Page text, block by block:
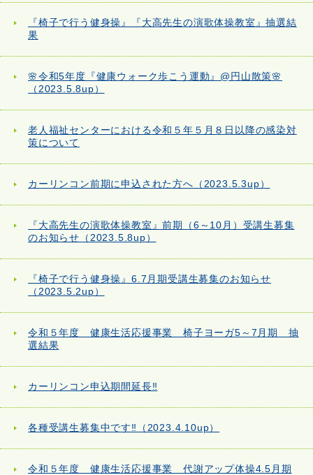
『椅子で行う健身操』『大高先生の演歌体操教室』抽選結
果
🌸令和5年度『健康ウォーク歩こう運動』@円山散策🌸
（2023.5.8up）
老人福祉センターにおける令和５年５月８日以降の感染対
策について
カーリンコン前期に申込された方へ（2023.5.3up）
『大高先生の演歌体操教室』前期（6～10月）受講生募集
のお知らせ（2023.5.8up）
『椅子で行う健身操』6.7月期受講生募集のお知らせ
（2023.5.2up）
令和５年度 健康生活応援事業 椅子ヨーガ5～7月期 抽
選結果
カーリンコン申込期間延長‼
各種受講生募集中です‼（2023.4.10up）
令和５年度 健康生活応援事業 代謝アップ体操4.5月期